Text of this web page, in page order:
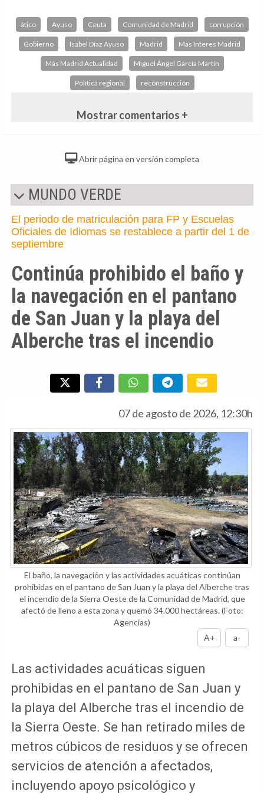
ático Ayuso Ceuta Comunidad de Madrid corrupción
Gobierno Isabel Díaz Ayuso Madrid Mas Interes Madrid
Más Madrid Actualidad Miguel Ángel García Martín
Política regional reconstrucción
Mostrar comentarios +
Abrir página en versión completa
MUNDO VERDE
El periodo de matriculación para FP y Escuelas
Oficiales de Idiomas se restablece a partir del 1 de
septiembre
Continúa prohibido el baño y
la navegación en el pantano
de San Juan y la playa del
Alberche tras el incendio
07 de agosto de 2026, 12:30h
El baño, la navegación y las actividades acuáticas continúan
prohibidas en el pantano de San Juan y la playa del Alberche tras
el incendio de la Sierra Oeste de la Comunidad de Madrid, que
afectó de lleno a esta zona y quemó 34.000 hectáreas.(Foto:
Agencias)
A+
a-
Las actividades acuáticas siguen
prohibidas en el pantano de San Juan y
la playa del Alberche tras el incendio de
la Sierra Oeste. Se han retirado miles de
metros cúbicos de residuos y se ofrecen
servicios de atención a afectados,
incluyendo apoyo psicológico y